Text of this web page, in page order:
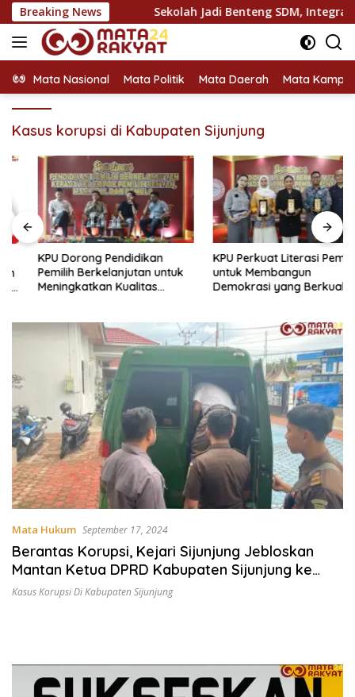
Langsung
ke
konten
Breaking NewsSekolah Jadi Benteng SDM, Integrasi Gizi
Mata Nasional Mata Politik Mata Daerah Mata
Kasus korupsi di Kabupaten Sijunjung
KPU Dorong Pendidikan
Pemilih Berkelanjutan untuk
Meningkatkan Kualitas
KPU Perkuat Literasi Pemilih
untuk Membangun
Demokrasi yang Berkualitas
Mata Hukum September 17, 2024
Berantas Korupsi, Kejari Sijunjung Jebloskan
Mantan Ketua DPRD Kabupaten Sijunjung ke
Penjara
Kasus Korupsi Di Kabupaten Sijunjung